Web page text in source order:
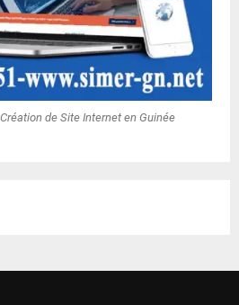
de Site Internet en Guinée